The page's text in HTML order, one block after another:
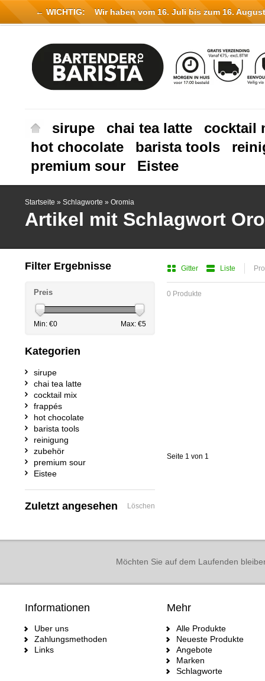
sirupe chai tea latte
cocktail
hot chocolate
barista tools
premium sour
Eistee
Startseite » Schlagworte » Oromia
Artikel mit Schlagwort
Gitter Liste
0 Produkte
Seite 1 von 1
Filter Ergebnisse
Preis
Min: €0 Max: €5
Kategorien
sirupe
chai tea latte
cocktail mix
frappés
hot chocolate
barista tools
reinigung
zubehör
premium sour
Eistee
Zuletzt angesehen Löschen
Möchten Sie auf dem Laufenden
Informationen
Uber uns
Zahlungsmethoden
Links
Mehr
Alle Produkte
Neueste Produkte
Angebote
Marken
Schlagworte
← WICHTIG: Wir haben vom 16. Juli bis zum 16.